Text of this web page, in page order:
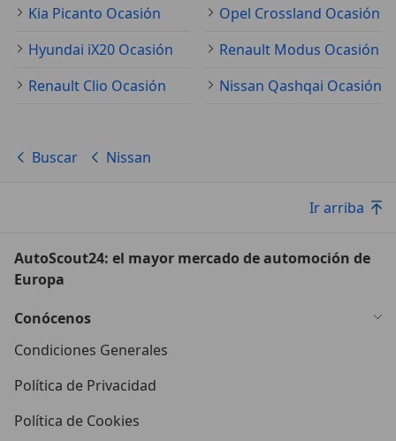
Kia Picanto Ocasión
Opel Crossland Ocasión
Hyundai iX20 Ocasión
Renault Modus Ocasión
Renault Clio Ocasión
Nissan Qashqai Ocasión
Buscar Nissan
Ir arriba
AutoScout24: el mayor mercado de automoción de
Europa
Conócenos
Condiciones Generales
Política de Privacidad
Política de Cookies